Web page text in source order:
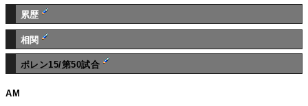
累歴
相関
ポレン15/第50試合
AM